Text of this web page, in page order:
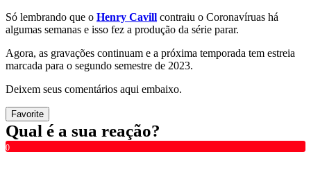
Só lembrando que o Henry Cavill contraiu o Coronavíruas há
algumas semanas e isso fez a produção da série parar.
Agora, as gravações continuam e a próxima temporada tem estreia
marcada para o segundo semestre de 2023.
Deixem seus comentários aqui embaixo.
Favorite
Qual é a sua reação?
0